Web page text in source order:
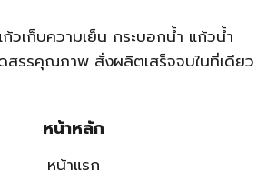
วเก็บความเย็น กระบอกน้ำ แก้วน้ำ
สรรคุณภาพ สั่งผลิตเสร็จจบในที่เดียว
หน้าหลัก
หน้าแรก